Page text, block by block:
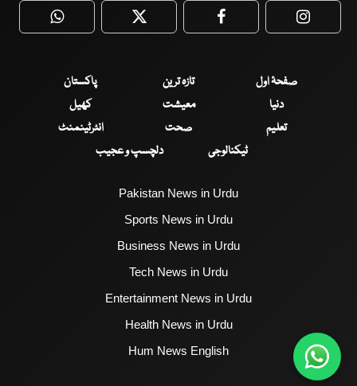
WhatsApp Twitter Facebook
صفحۂ اول تازہ ترین
پاکستان
دنیا
معیشت
کھیل
تعلیم
صحت
انٹرٹینمنٹ
ٹیکنالوجی
دلچسپ و عجیب
Pakistan News in Urdu
Sports News in Urdu
Business News in Urdu
Tech News in Urdu
Entertainment News in Urdu
Health News in Urdu
Hum News English